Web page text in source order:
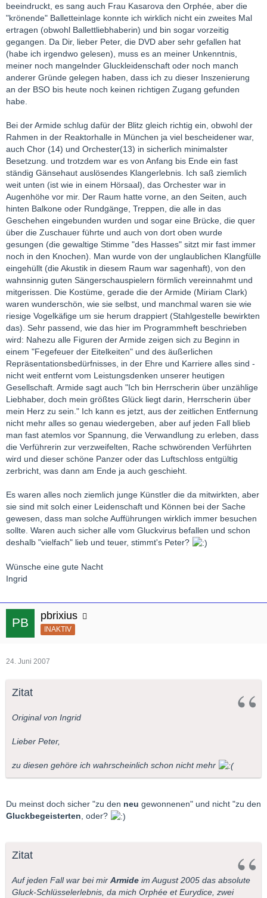
beeindruckt, es sang auch Frau Kasarova den Orphée, aber die
"krönende" Balletteinlage konnte ich wirklich nicht ein zweites Mal
ertragen (obwohl Ballettliebhaberin) und bin sogar vorzeitig
gegangen. Da Dir, lieber Peter, die DVD aber sehr gefallen hat
(habe ich irgendwo gelesen), muss es an meiner Unkenntnis,
meiner noch mangelnder Gluckleidenschaft oder noch manch
anderer Gründe gelegen haben, dass ich zu dieser Inszenierung
an der BSO bis heute noch keinen richtigen Zugang gefunden
habe.
Bei der Armide schlug dafür der Blitz gleich richtig ein, obwohl der
Rahmen in der Reaktorhalle in München ja viel bescheidener war,
auch Chor (14) und Orchester(13) in sicherlich minimalster
Besetzung. und trotzdem war es von Anfang bis Ende ein fast
ständig Gänsehaut auslösendes Klangerlebnis. Ich saß ziemlich
weit unten (ist wie in einem Hörsaal), das Orchester war in
Augenhöhe vor mir. Der Raum hatte vorne, an den Seiten, auch
hinten Balkone oder Rundgänge, Treppen, die alle in das
Geschehen eingebunden wurden und sogar eine Brücke, die quer
über die Zuschauer führte und auch von dort oben wurde
gesungen (die gewaltige Stimme "des Hasses" sitzt mir fast immer
noch in den Knochen). Man wurde von der unglaublichen Klangfülle
eingehüllt (die Akustik in diesem Raum war sagenhaft), von den
wahnsinnig guten Sängerschauspielern förmlich vereinnahmt und
mitgerissen. Die Kostüme, gerade die der Armide (Miriam Clark)
waren wunderschön, wie sie selbst, und manchmal waren sie wie
riesige Vogelkäfige um sie herum drappiert (Stahlgestelle bewirkten
das). Sehr passend, wie das hier im Programmheft beschrieben
wird: Nahezu alle Figuren der Armide zeigen sich zu Beginn in
einem "Fegefeuer der Eitelkeiten" und des äußerlichen
Repräsentationsbedürfnisses, in der Ehre und Karriere alles sind -
nicht weit entfernt vom Leistungsdenken unserer heutigen
Gesellschaft. Armide sagt auch "Ich bin Herrscherin über unzählige
Liebhaber, doch mein größtes Glück liegt darin, Herrscherin über
mein Herz zu sein." Ich kann es jetzt, aus der zeitlichen Entfernung
nicht mehr alles so genau wiedergeben, aber auf jeden Fall blieb
man fast atemlos vor Spannung, die Verwandlung zu erleben, dass
die Verführerin zur verzweifelten, Rache schwörenden Verführten
wird und dieser schöne Panzer oder das Luftschloss entgültig
zerbricht, was dann am Ende ja auch geschieht.
Es waren alles noch ziemlich junge Künstler die da mitwirkten, aber
sie sind mit solch einer Leidenschaft und Können bei der Sache
gewesen, dass man solche Aufführungen wirklich immer besuchen
sollte. Waren auch sicher alle vom Gluckvirus befallen und schon
deshalb "vielfach" lieb und teuer, stimmt's Peter?
Wünsche eine gute Nacht
Ingrid
pbrixius
INAKTIV
24. Juni 2007
Zitat
Original von Ingrid
Lieber Peter,
zu diesen gehöre ich wahrscheinlich schon nicht mehr
Du meinst doch sicher "zu den neu gewonnenen" und nicht "zu den
Gluckbegeisterten , oder?
Zitat
Auf jeden Fall war bei mir Armide im August 2005 das absolute
Gluck-Schlüsselerlebnis, da mich Orphée et Eurydice, zwei